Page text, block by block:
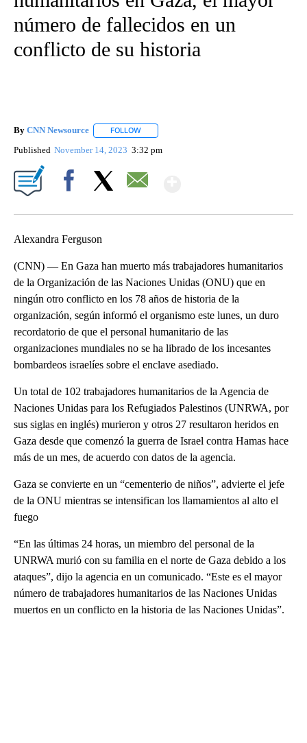
número de fallecidos en un
conflicto de su historia
By CNN Newsource FOLLOW
Published November 14, 2023 3:32 pm
Alexandra Ferguson
(CNN) — En Gaza han muerto más trabajadores humanitarios
de la Organización de las Naciones Unidas (ONU) que en
ningún otro conflicto en los 78 años de historia de la
organización, según informó el organismo este lunes, un duro
recordatorio de que el personal humanitario de las
organizaciones mundiales no se ha librado de los incesantes
bombardeos israelíes sobre el enclave asediado.
Un total de 102 trabajadores humanitarios de la Agencia de
Naciones Unidas para los Refugiados Palestinos (UNRWA, por
sus siglas en inglés) murieron y otros 27 resultaron heridos en
Gaza desde que comenzó la guerra de Israel contra Hamas hace
más de un mes, de acuerdo con datos de la agencia.
Gaza se convierte en un “cementerio de niños”, advierte el jefe
de la ONU mientras se intensifican los llamamientos al alto el
fuego
“En las últimas 24 horas, un miembro del personal de la
UNRWA murió con su familia en el norte de Gaza debido a los
ataques”, dijo la agencia en un comunicado. “Este es el mayor
número de trabajadores humanitarios de las Naciones Unidas
muertos en un conflicto en la historia de las Naciones Unidas”.